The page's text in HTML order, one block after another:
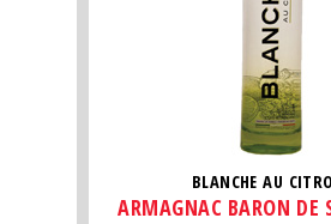
BLANCHE AU
ARMAGNAC BARON DE